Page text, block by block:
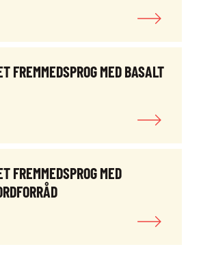
FREMMEDSPROG MED BASALT
FREMMEDSPROG MED